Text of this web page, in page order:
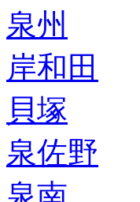
泉州
岸和田
貝塚
泉佐野
泉南